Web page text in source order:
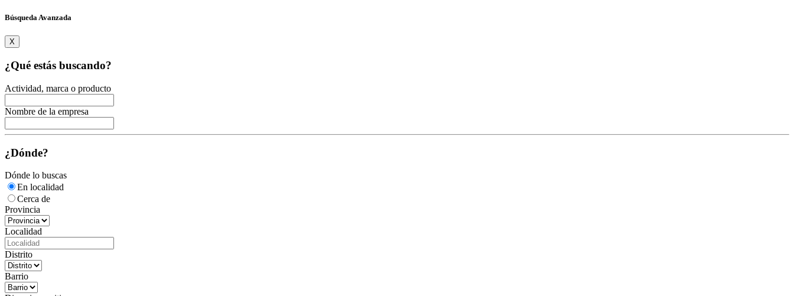
Búsqueda Avanzada
X
¿Qué estás buscando?
Actividad, marca o producto
Nombre de la empresa
¿Dónde?
Dónde lo buscas
En localidad
Cerca de
Provincia
Localidad
Distrito
Barrio